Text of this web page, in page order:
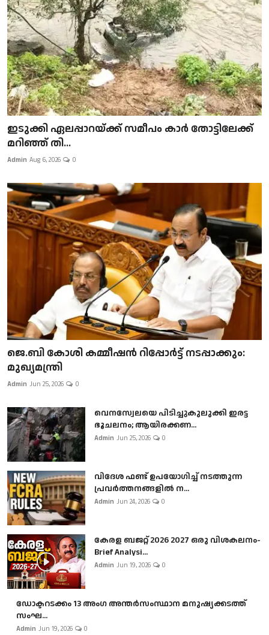
ഇടുക്കി ഏലപ്പാറയ്ക്ക് സമീപം കാർ തോട്ടിലേക്ക്
മറിഞ്ഞ് തി...
Admin Aug 6, 2026 0
ജെ.ബി കോശി കമ്മീഷൻ റിപ്പോർട്ട് നടപ്പാക്കും:
മുഖ്യമന്ത്രി
Admin Jun 25, 2026 0
വെനസ്വേലയെ പിടിച്ചുകുലുക്കി ഇരട്ട
ഭൂചലനം; ആയിരക്കണ...
Admin Jun 25, 2026 0
വിദേശ ഫണ്ട് ഉപയോഗിച്ച് നടത്തുന്ന
പ്രവർത്തനങ്ങളിൽ ന...
Admin Jun 24, 2026 0
കേരള ബജറ്റ് 2026 2027 ഒരു വിശകലനം-
Brief Analysi...
Admin Jun 19, 2026 0
ഡോക്ടറടക്കം 13 അംഗ അന്തർസംസ്ഥാന മനുഷ്യക്കടത്ത്
സംഘ...
Admin Jun 19, 2026 0